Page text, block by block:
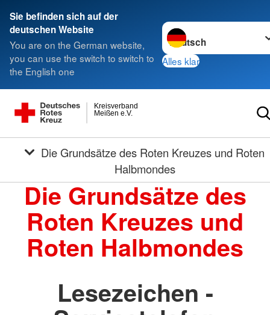
Sie befinden sich auf der
deutschen Website
You are on the German website,
you can use the switch to switch to
the English one
Sprache wechseln zu
Alles klar
Meißen e.V.
Kreisverband
Halbmondes
Die Grundsätze des
Roten Kreuzes und
Roten Halbmondes
Lesezeichen -